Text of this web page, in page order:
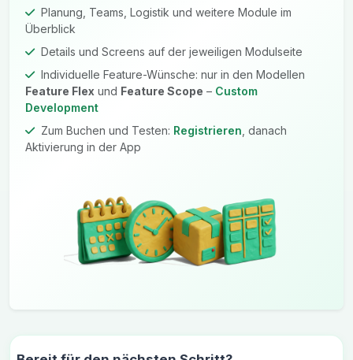
Planung, Teams, Logistik und weitere Module im
Überblick
Details und Screens auf der jeweiligen Modulseite
Individuelle Feature-Wünsche: nur in den Modellen
Feature Flex und Feature Scope – Custom
Development
Zum Buchen und Testen: Registrieren , danach
Aktivierung in der App